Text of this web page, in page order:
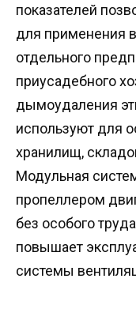
показателей
для применения
отдельного
приусадебного
дымоудаления
используют для
хранилищ,
Модульная
пропеллером
без особого
повышает
системы